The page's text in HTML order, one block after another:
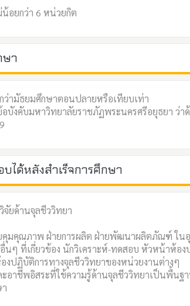
น้อยกว่า 6 หน่วยกิต
ษา
ว่ามัธยมศึกษาตอนปลายหรือเทียบเท่า
อบังคับมหาวิทยาลัยราชภัฏพระนครศรีอยุธยา ว่
ได้หลังสำเร็จการศึกษา
จัยด้านจุลชีววิทยา
คุมคุณภาพ ฝ่ายการผลิต ฝ่ายพัฒนาผลิตภัณฑ์ ใน
ๆ ที่เกี่ยวข้อง นักวิเคราะห์-ทดสอบ หัวหน้าห้อง
งปฏิบัติการทางจุลชีววิทยาของหน่วยงานต่างๆ
ะอาชีพอิสระที่ใช้ความรู้ด้านจุลชีววิทยาเป็นพื้นฐ